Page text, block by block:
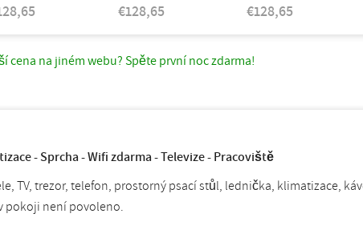
€128,65 €128,65
cena na jiném webu? Spěte první noc zdarma!
- Sprcha - Wifi zdarma - Televize - Pracoviště
TV, trezor, telefon, prostorný psací stůl, lednička, klimatizace,
pokoji není povoleno.